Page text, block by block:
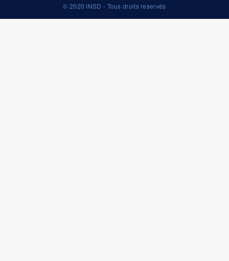
© 2020 INSD - Tous droits reservés